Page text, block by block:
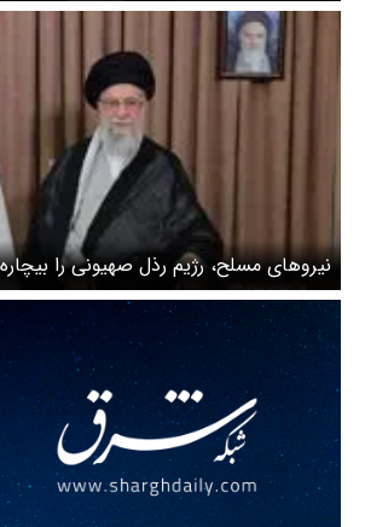
نیروهای مسلح، رژیم رذل صهیونی را